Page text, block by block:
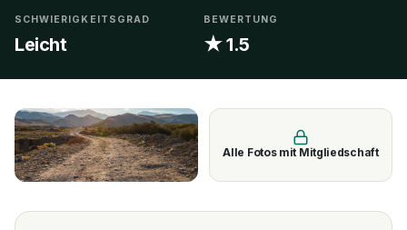
SCHWIERIGKEITSGRAD
Leicht
BEWERTUNG
★ 1.5
Alle Fotos mit Mitgliedschaft